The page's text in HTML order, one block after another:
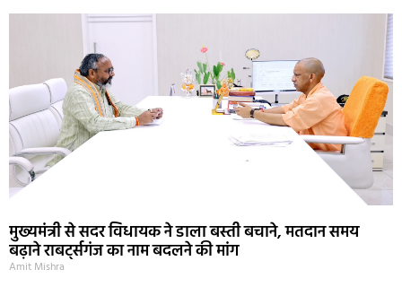
मुख्यमंत्री से सदर विधायक ने डाला बस्ती बचाने, मतदान समय
बढ़ाने राबर्ट्सगंज का नाम बदलने की मांग
Amit Mishra